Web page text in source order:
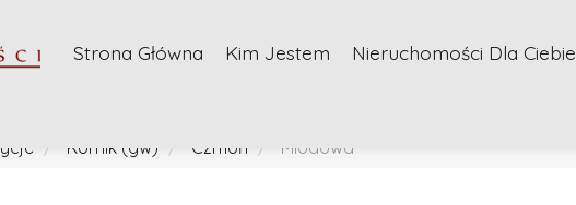
Strona Główna Kim Jestem Nieruchomości Dla Ciebie
Kórnik (gw) Czmoń Miodowa